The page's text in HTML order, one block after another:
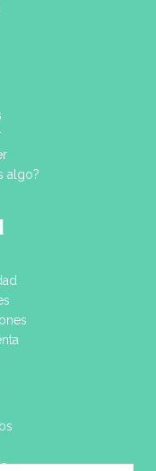
algo?